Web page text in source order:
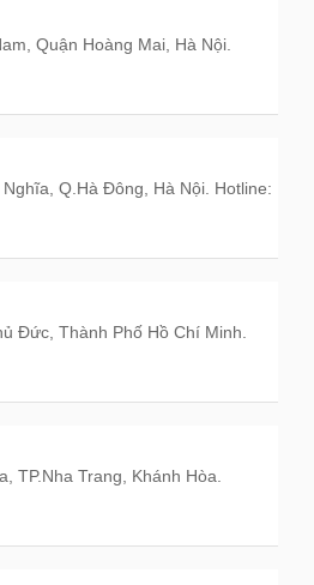
Quận Hoàng Mai, Hà Nội.
Q.Hà Đông, Hà Nội. Hotline:
Đức, Thành Phố Hồ Chí Minh.
TP.Nha Trang, Khánh Hòa.